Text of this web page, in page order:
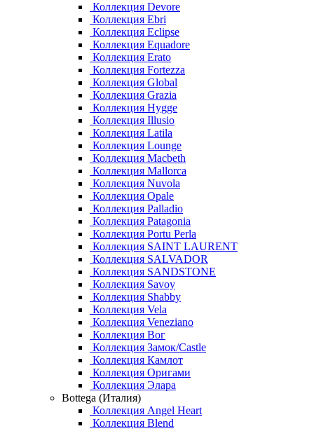
Коллекция Devore
Коллекция Ebri
Коллекция Eclipse
Коллекция Equadore
Коллекция Erato
Коллекция Fortezza
Коллекция Global
Коллекция Grazia
Коллекция Hygge
Коллекция Illusio
Коллекция Latila
Коллекция Lounge
Коллекция Macbeth
Коллекция Mallorca
Коллекция Nuvola
Коллекция Opale
Коллекция Palladio
Коллекция Patagonia
Коллекция Portu Perla
Коллекция SAINT LAURENT
Коллекция SALVADOR
Коллекция SANDSTONE
Коллекция Savoy
Коллекция Shabby
Коллекция Vela
Коллекция Veneziano
Коллекция Вог
Коллекция Замок/Castle
Коллекция Камлот
Коллекция Оригами
Коллекция Элара
Bottega (Италия)
Коллекция Angel Heart
Коллекция Blend